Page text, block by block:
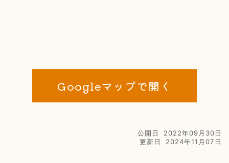
Googleマップで開く
公開日
2022年09月30日
更新日
2024年11月07日